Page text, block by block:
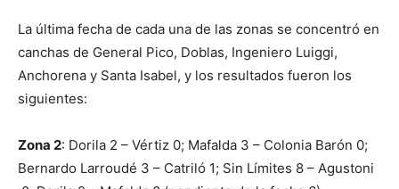
La última fecha de cada una de las zonas se concentró en
canchas de General Pico, Doblas, Ingeniero Luiggi,
Anchorena y Santa Isabel, y los resultados fueron los
siguientes:
Zona 2: Dorila 2 – Vértiz 0; Mafalda 3 – Colonia Barón 0;
Bernardo Larroudé 3 – Catriló 1; Sin Límites 8 – Agustoni